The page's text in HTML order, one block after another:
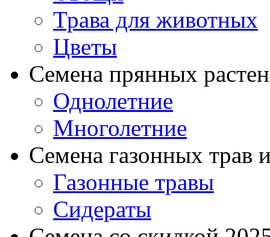
Трава для животных
Цветы
Семена прянных
Однолетние
Многолетние
Семена газонных трав
Газонные травы
Сидераты